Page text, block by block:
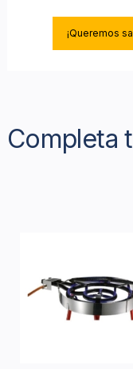
¡Queremos
Completa